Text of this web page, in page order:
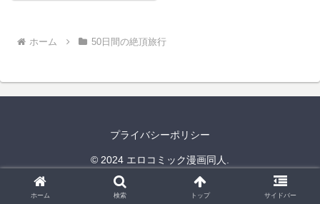
ホーム 50日間の絶頂旅行
プライバシーポリシー
© 2024 エロコミック漫画同人.
ホーム 検索 トップ サイドバー